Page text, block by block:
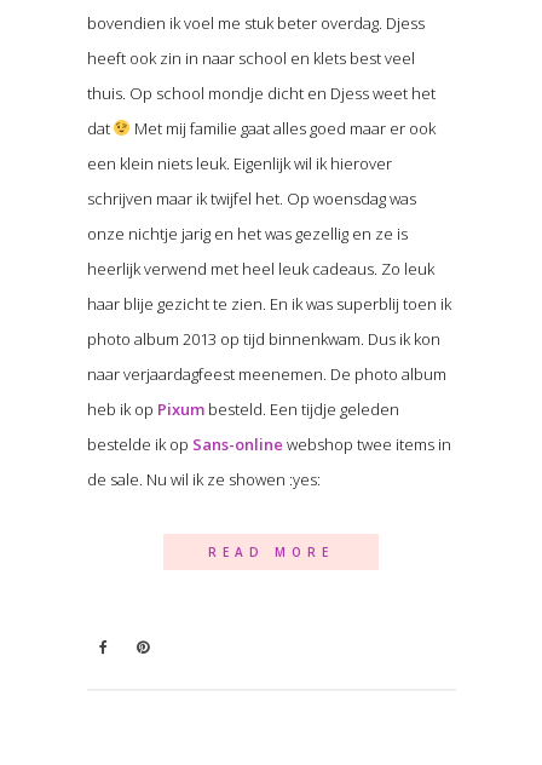
bovendien ik voel me stuk beter overdag. Djess
heeft ook zin in naar school en klets best veel
thuis. Op school mondje dicht en Djess weet het
dat
Met mij familie gaat alles goed maar er ook
een klein niets leuk. Eigenlijk wil ik hierover
schrijven maar ik twijfel het. Op woensdag was
onze nichtje jarig en het was gezellig en ze is
heerlijk verwend met heel leuk cadeaus. Zo leuk
haar blije gezicht te zien. En ik was superblij toen ik
photo album 2013 op tijd binnenkwam. Dus ik kon
naar verjaardagfeest meenemen. De photo album
heb ik op Pixumbesteld. Een tijdje geleden
bestelde ik op Sans-online webshop twee items in
de sale. Nu wil ik ze showen :yes:
READ MORE